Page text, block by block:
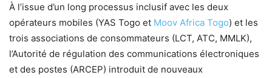
À l’issue d’un long processus inclusif avec les deux
opérateurs mobiles (YAS Togo et Moov Africa Togo) et les
trois associations de consommateurs (LCT, ATC, MMLK),
l’Autorité de régulation des communications électroniques
et des postes (ARCEP) introduit de nouveaux